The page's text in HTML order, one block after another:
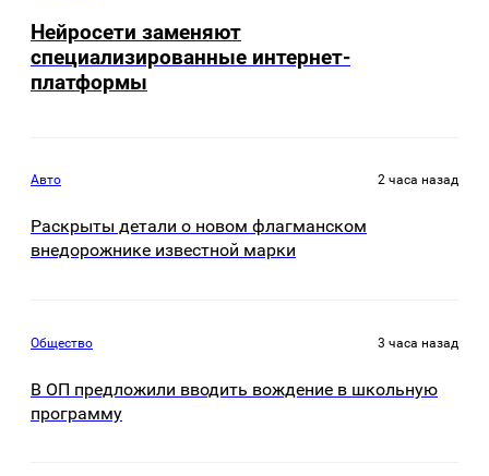
Нейросети заменяют
специализированные интернет-
платформы
Авто 2 часа назад
Раскрыты детали о новом флагманском
внедорожнике известной марки
Общество 3 часа назад
В ОП предложили вводить вождение в школьную
программу